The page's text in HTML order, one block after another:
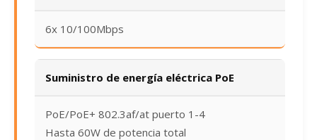
6x 10/100Mbps
Suministro de energía eléctrica PoE
PoE/PoE+ 802.3af/at puerto 1-4
Hasta 60W de potencia total